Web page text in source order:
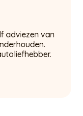
adviezen van